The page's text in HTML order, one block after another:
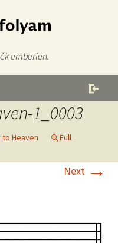
emberien.
1_0003
Heaven
Full
Next →